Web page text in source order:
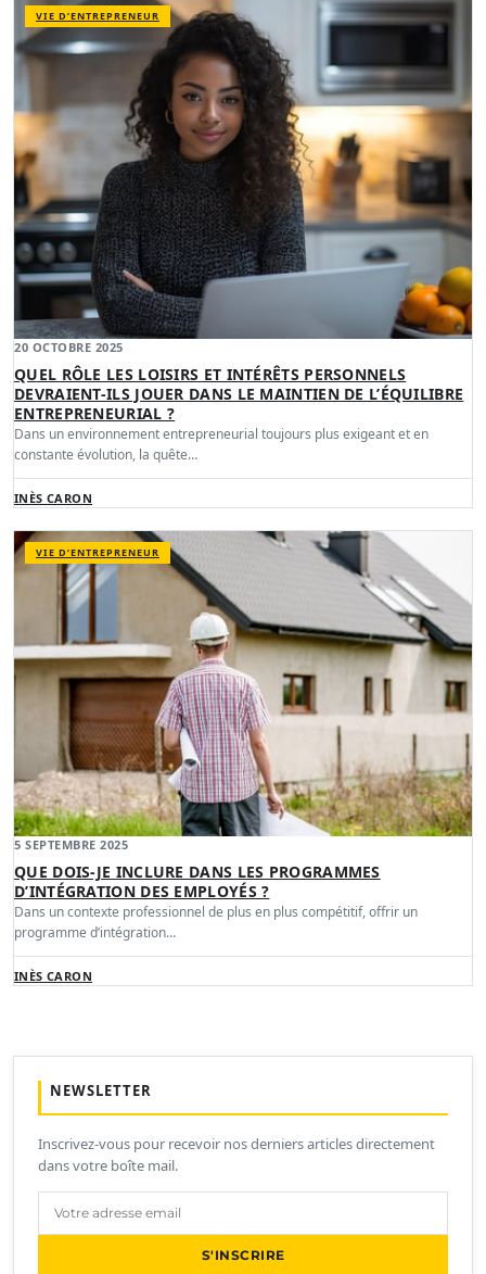
VIE D’ENTREPRENEUR
20 OCTOBRE 2025
QUEL RÔLE LES LOISIRS ET INTÉRÊTS PERSONNELS
DEVRAIENT-ILS JOUER DANS LE MAINTIEN DE L’ÉQUILIBRE
ENTREPRENEURIAL ?
Dans un environnement entrepreneurial toujours plus exigeant et en
constante évolution, la quête…
INÈS CARON
VIE D’ENTREPRENEUR
5 SEPTEMBRE 2025
QUE DOIS-JE INCLURE DANS LES PROGRAMMES
D’INTÉGRATION DES EMPLOYÉS ?
Dans un contexte professionnel de plus en plus compétitif, offrir un
programme d’intégration…
INÈS CARON
NEWSLETTER
Inscrivez-vous pour recevoir nos derniers articles directement
dans votre boîte mail.
S'INSCRIRE